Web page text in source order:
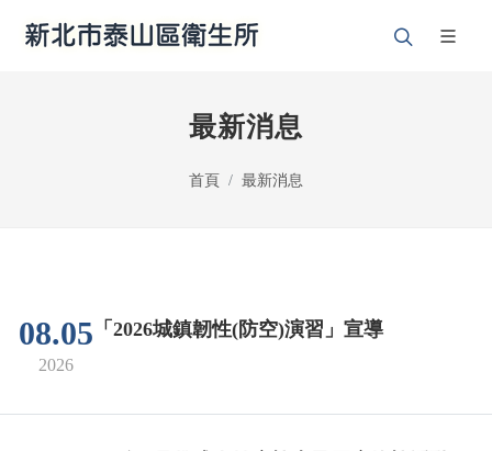
最新消息
首頁 最新消息
08.05
2026
「2026城鎮韌性(防空)演習」宣導